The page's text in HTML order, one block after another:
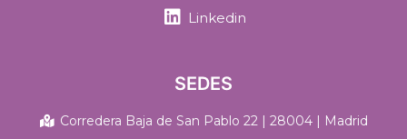
Linkedin
SEDES
Corredera Baja de San Pablo 22 | 28004 | Madrid